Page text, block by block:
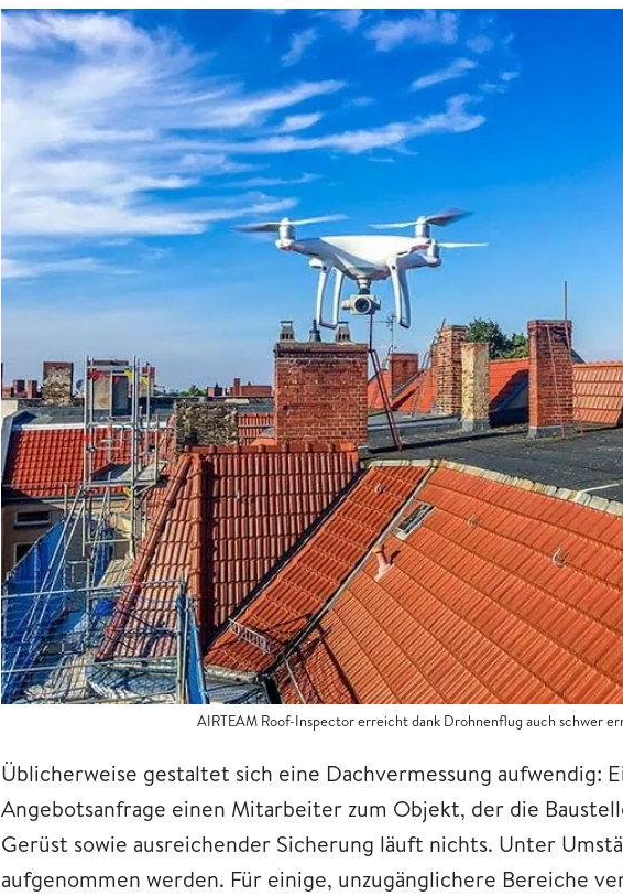
AIRTEAM Roof-Inspector erreicht dank Drohnenflug auch schwer
Üblicherweise gestaltet sich eine Dachvermessung aufwendig:
Angebotsanfrage einen Mitarbeiter zum Objekt, der die
Gerüst sowie ausreichender Sicherung läuft nichts. Unter
aufgenommen werden. Für einige, unzugänglichere Bereiche